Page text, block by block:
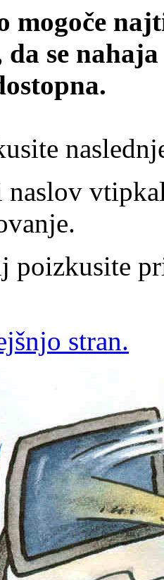
mogoče
se
naslov
poizkusite
stran.